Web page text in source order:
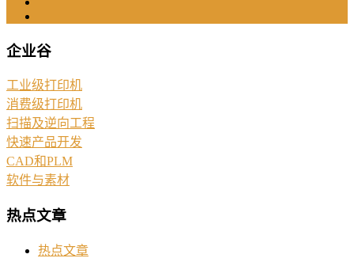
企业谷
工业级打印机
消费级打印机
扫描及逆向工程
快速产品开发
CAD和PLM
软件与素材
热点文章
热点文章